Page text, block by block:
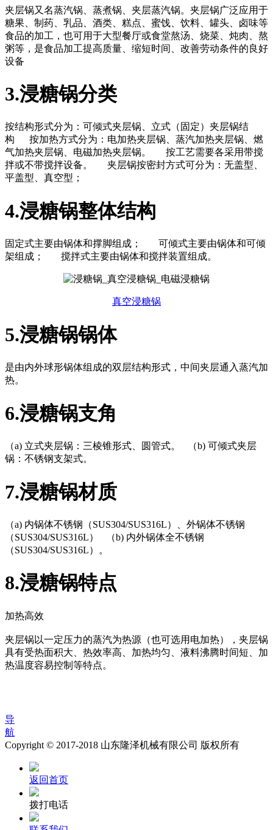
夹层锅又名蒸汽锅、蒸煮锅、夹层蒸汽锅。夹层锅广泛应用于
糖果、制药、乳品、酒类、糕点、蜜饯、饮料、罐头、卤味等
食品的加工，也可用于大型餐厅或食堂熬汤、烧菜、炖肉、熬
粥等，是食品加工提高质量、缩短时间、改善劳动条件的良好
设备
3.浸糖锅分类
按结构形式分为：可倾式夹层锅、立式（固定）夹层锅结
构 按加热方式分为：电加热夹层锅、蒸汽加热夹层锅、燃
气加热夹层锅、电磁加热夹层锅。 按工艺需要各采用带搅
拌或不带搅拌设备。 夹层锅按密封方式可分为：无盖型、
平盖型、真空型；
4.浸糖锅整体结构
固定式主要由锅体和撑脚组成； 可倾式主要由锅体和可倾
架组成； 搅拌式主要由锅体和搅拌装置组成。
真空浸糖锅
5.浸糖锅锅体
是由内外球形锅体组成的双层结构形式，中间夹层通入蒸汽加
热。
6.浸糖锅支角
（a) 立式夹层锅：三棱锥形式、圆管式。 （b) 可倾式夹层
锅：不锈钢支架式。
7.浸糖锅材质
（a) 内锅体不锈钢（SUS304/SUS316L）、外锅体不锈钢
（SUS304/SUS316L） （b) 内外锅体全不锈钢
（SUS304/SUS316L）。
8.浸糖锅特点
加热高效
夹层锅以一定压力的蒸汽为热源（也可选用电加热），夹层锅
具有受热面积大、热效率高、加热均匀、液料沸腾时间短、加
热温度容易控制等特点。
导
航
Copyright © 2017-2018 山东隆泽机械有限公司 版权所有
返回首页
拨打电话